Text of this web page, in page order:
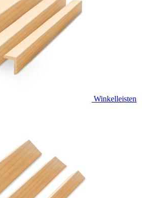
Winkelleisten